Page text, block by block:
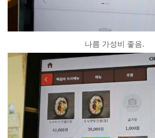
나름 가성비 좋음.